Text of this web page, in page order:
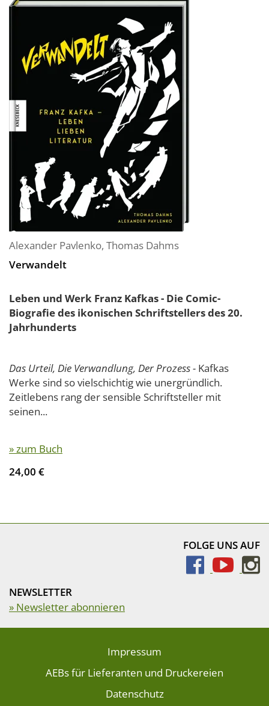
Alexander Pavlenko, Thomas Dahms
Verwandelt
Leben und Werk Franz Kafkas - Die Comic-
Biografie des ikonischen Schriftstellers des 20.
Jahrhunderts
Das Urteil, Die Verwandlung, Der Prozess - Kafkas
Werke sind so vielschichtig wie unergründlich.
Zeitlebens rang der sensible Schriftsteller mit
seinen...
» zum Buch
24,00 €
FOLGE UNS AUF
NEWSLETTER
» Newsletter abonnieren
Impressum
AEBs für Lieferanten und Druckereien
Datenschutz